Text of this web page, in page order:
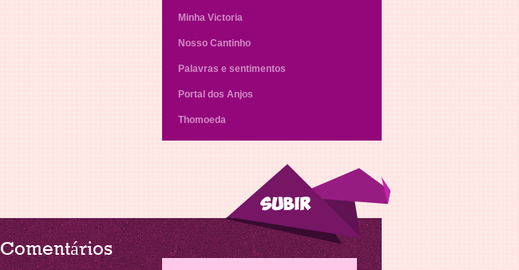
Minha Victoria
Nosso Cantinho
Palavras e sentimentos
Portal dos Anjos
Thomoeda
Comentários